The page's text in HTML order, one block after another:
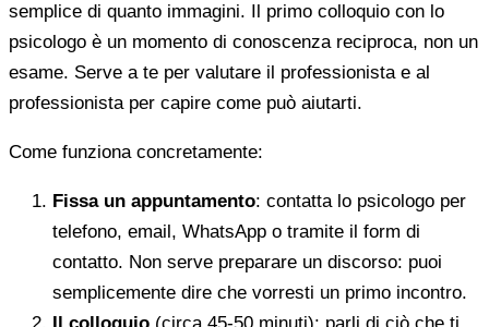
semplice di quanto immagini. Il primo colloquio con lo
psicologo è un momento di conoscenza reciproca, non un
esame. Serve a te per valutare il professionista e al
professionista per capire come può aiutarti.
Come funziona concretamente:
Fissa un appuntamento: contatta lo psicologo per
telefono, email, WhatsApp o tramite il form di
contatto. Non serve preparare un discorso: puoi
semplicemente dire che vorresti un primo incontro.